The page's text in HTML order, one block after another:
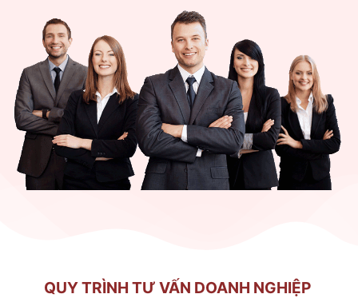
QUY TRÌNH TƯ VẤN DOANH NGHIỆP